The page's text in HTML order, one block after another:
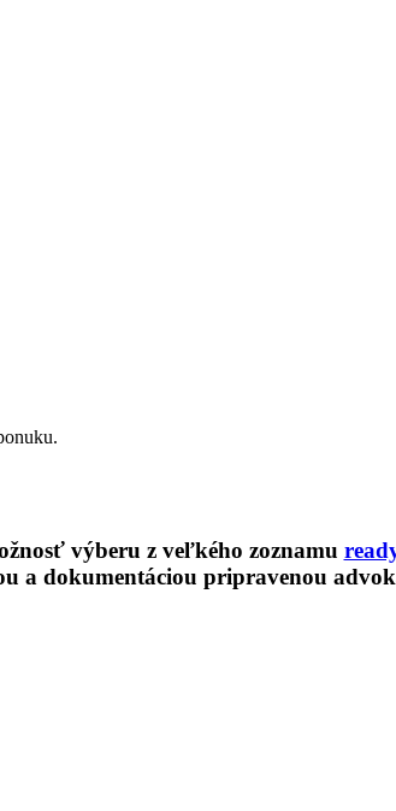
výberu z veľkého zoznamu
a dokumentáciou pripravenou